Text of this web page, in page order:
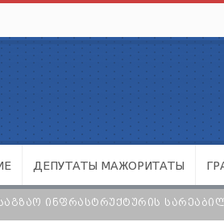
ДЕПУТАТЫ МАЖОРИТАТЫ
ᲘᲜᲤᲠᲐᲡᲢᲠᲣᲥᲢᲣᲠᲘᲡ